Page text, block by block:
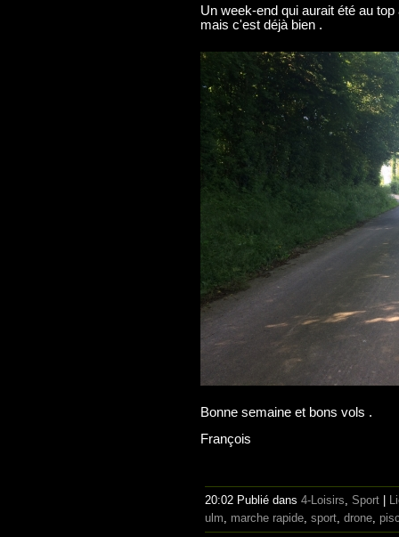
Un week-end qui aurait été au
mais c'est déjà bien .
Bonne semaine et bons vols .
François
20:02 Publié dans 4-Loisirs, Sport
ulm, marche rapide, sport, drone,